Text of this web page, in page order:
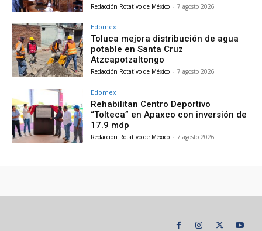
Redacción Rotativo de México - 7 agosto 2026
Edomex
Toluca mejora distribución de agua
potable en Santa Cruz
Atzcapotzaltongo
Redacción Rotativo de México - 7 agosto 2026
Edomex
Rehabilitan Centro Deportivo
“Tolteca” en Apaxco con inversión de
17.9 mdp
Redacción Rotativo de México - 7 agosto 2026